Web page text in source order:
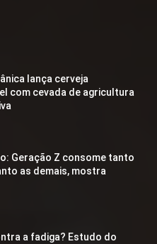
lança cerveja
com cevada de agricultura
Geração Z consome tanto
as demais, mostra
a fadiga? Estudo do